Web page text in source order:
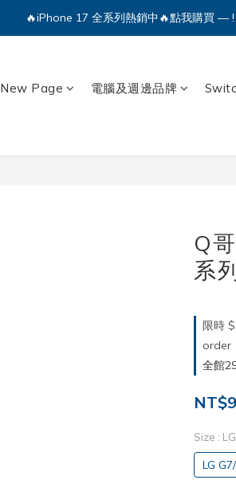
🔥iPhone 17 全系列熱銷中🔥點我購買 — !
💕加入Q哥 Line 新好友領優惠券！🎫
New Page 電腦及週邊品牌
Q
系
限時
order
全館
Size :
LG